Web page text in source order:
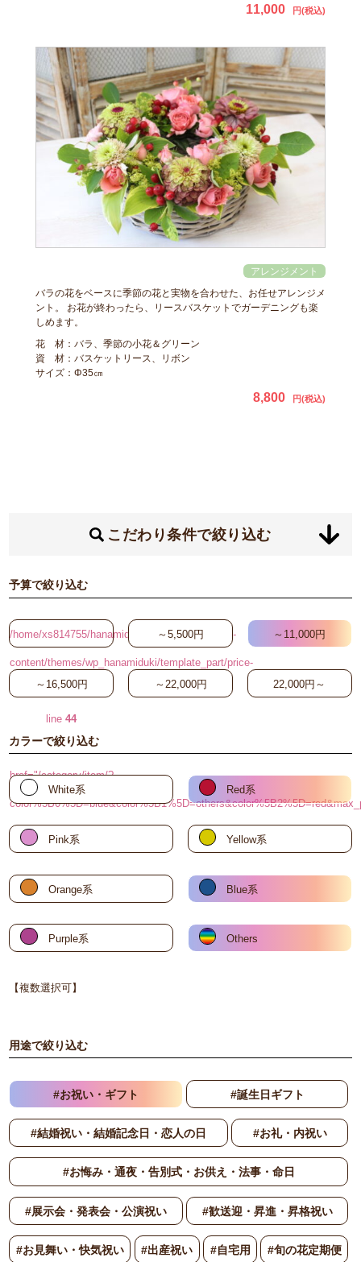
11,000 円(税込)
バラの花をベースに季節の花と実物を合わせた、お任せアレンジメ
ント。 お花が終わったら、リースバスケットでガーデニングも楽
しめます。
花 材：バラ、季節の小花＆グリーン
資 材：バスケットリース、リボン
サイズ：Φ35㎝
8,800 円(税込)
こだわり条件で絞り込む
予算で絞り込む
/home/xs814755/hanamiduki.biz/public_html/wp-
content/themes/wp_hanamiduki/template_part/price-
search-button.php on
line44
"
href="/category/item/?
～5,500円 ～11,000円
～16,500円 ～22,000円 22,000円～
カラーで絞り込む
White系 Red系
Pink系 Yellow系
Orange系 Blue系
Purple系 Others
【複数選択可】
用途で絞り込む
#お祝い・ギフト #誕生日ギフト
#結婚祝い・結婚記念日・恋人の日 #お礼・内祝い
#お悔み・通夜・告別式・お供え・法事・命日
#展示会・発表会・公演祝い #歓送迎・昇進・昇格祝い
#お見舞い・快気祝い #出産祝い #自宅用 #旬の花定期便